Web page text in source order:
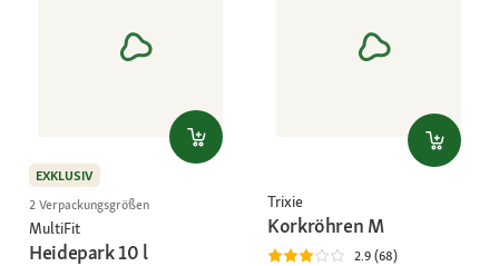
EXKLUSIV
2 Verpackungsgrößen
MultiFit
Heidepark 10 l
Trixie
Korkröhren M
2.9 (68)